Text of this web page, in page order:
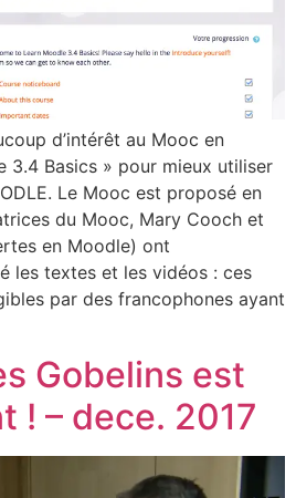
d’intérêt au Mooc en
3.4 Basics » pour mieux utiliser
Le Mooc est proposé en
du Mooc, Mary Cooch et
en Moodle) ont
les textes et les vidéos : ces
par des francophones ayant
Gobelins est
! – dece. 2017